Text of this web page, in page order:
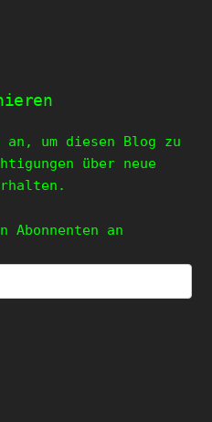
an, um diesen Blog zu
über neue
Abonnenten an